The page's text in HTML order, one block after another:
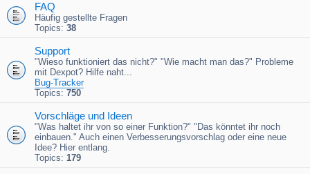
FAQ
Häufig gestellte Fragen
Topics: 38
Support
"Wieso funktioniert das nicht?" "Wie macht man das?" Probleme
mit Dexpot? Hilfe naht...
Bug-Tracker
Topics: 750
Vorschläge und Ideen
"Was haltet ihr von so einer Funktion?" "Das könntet ihr noch
einbauen." Auch einen Verbesserungsvorschlag oder eine neue
Idee? Hier entlang.
Topics: 179